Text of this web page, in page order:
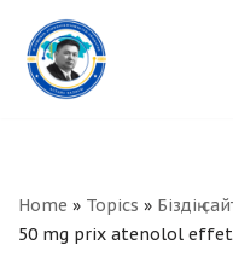
Skip
to
Home » Topics » Біздің
50 mg prix atenolol